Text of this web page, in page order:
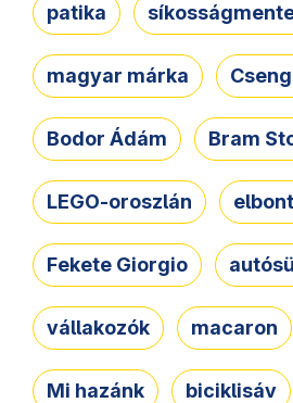
patika
magyar márka
Bodor Ádám Bram
LEGO-oroszlán
Fekete Giorgio
vállakozók macaron
Mi hazánk biciklisáv